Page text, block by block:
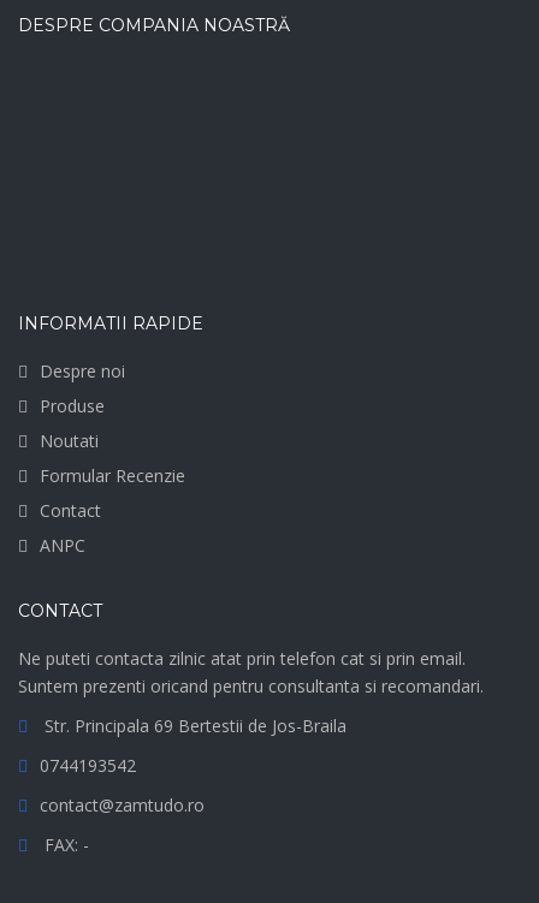
DESPRE COMPANIA NOASTRĂ
INFORMATII RAPIDE
Despre noi
Produse
Noutati
Formular Recenzie
Contact
ANPC
CONTACT
Ne puteti contacta zilnic atat prin telefon cat si prin email.
Suntem prezenti oricand pentru consultanta si recomandari.
Str. Principala 69 Bertestii de Jos-Braila
0744193542
contact@zamtudo.ro
FAX: -